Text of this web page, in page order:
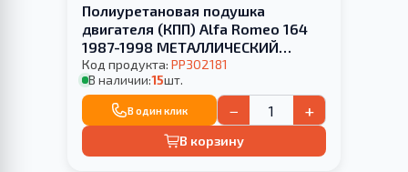
Полиуретановая подушка
двигателя (КПП) Alfa Romeo 164
1987-1998 МЕТАЛЛИЧЕСКИЙ
КРОНШТЕЙН
Код продукта: PP302181
В наличии:15шт.
В один клик − +
В корзину